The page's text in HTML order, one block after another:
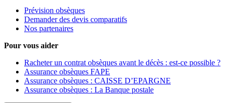
Prévision obsèques
Demander des devis comparatifs
Nos partenaires
Pour vous aider
Racheter un contrat obsèques avant le décès : est-ce possible ?
Assurance obsèques FAPE
Assurance obsèques : CAISSE D’EPARGNE
Assurance obsèques : La Banque postale